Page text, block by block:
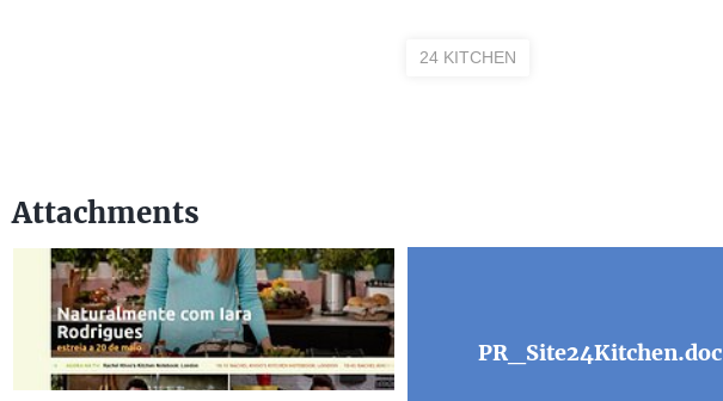
24 KITCHEN
Attachments
PR_Site24Kitchen.doc